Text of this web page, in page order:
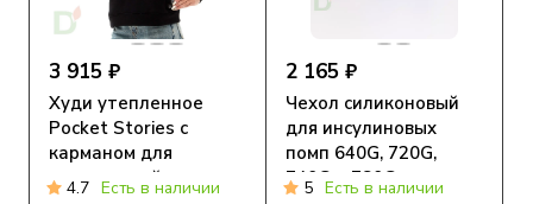
3 915 ₽
Худи утепленное
Pocket Stories с
карманом для
инсулиновой помпы,
4.7 Есть в наличии
2 165 ₽
Чехол силиконовый
для инсулиновых
помп 640G, 720G,
740G и 780G,
5 Есть в наличии